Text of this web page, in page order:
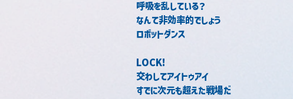
呼吸を乱している？
なんて非効率的でしょう
ロボットダンス
LOCK!
交わしてアイトゥアイ
すでに次元も超えた戦場だ